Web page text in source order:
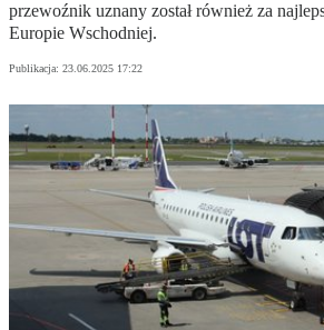
przewoźnik uznany został również za
Europie Wschodniej.
Publikacja: 23.06.2025 17:22